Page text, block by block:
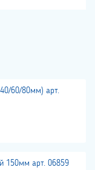
60/80мм) арт.
150мм арт. 06859